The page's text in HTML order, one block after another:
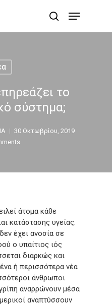
search
Menu
το
σύστημα;
30 Οκτωβρίου, 2019
άτομα κάθε
κατάστασης υγείας.
έχει ανοσία σε
ο υπαίτιος ιός
διαρκώς και
ή περισσότερα νέα
άνθρωποι
αναρρώνουν μέσα
αναπτύσσουν